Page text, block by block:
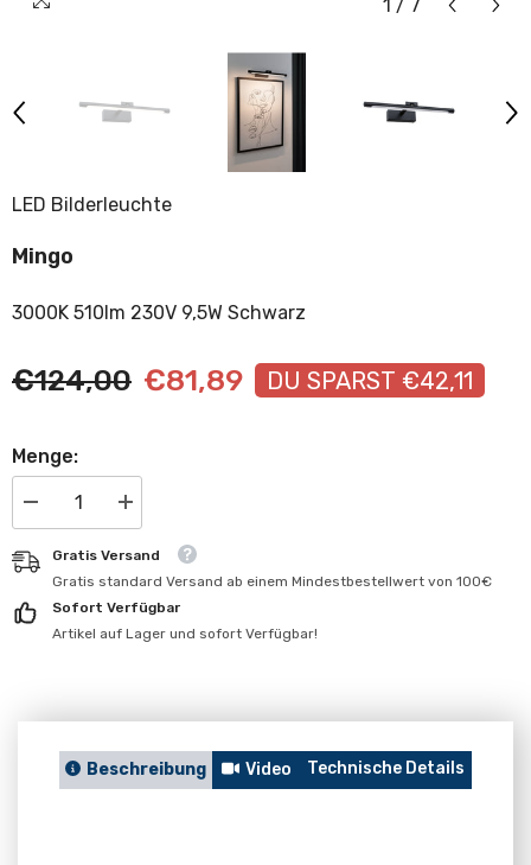
1 / 7
LED Bilderleuchte
Mingo
3000K 510lm 230V 9,5W Schwarz
€124,00 €81,89 DU SPARST €42,11
Menge:
verringern
Mingo
Menge
erhöhen
Mingo
Gratis Versand
Gratis standard Versand ab einem Mindestbestellwert von 100€
Sofort Verfügbar
Artikel auf Lager und sofort Verfügbar!
Beschreibung Video Technische Details